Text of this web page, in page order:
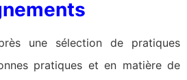
une sélection de pratiques
pratiques et en matière de